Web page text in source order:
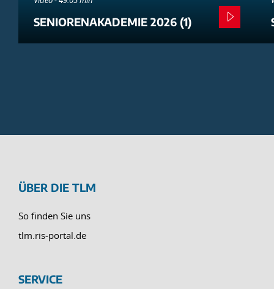
SENIORENAKADEMIE 2026 (1)
ÜBER DIE TLM
So finden Sie uns
tlm.ris-portal.de
SERVICE